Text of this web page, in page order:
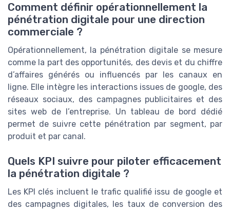
Comment définir opérationnellement la
pénétration digitale pour une direction
commerciale ?
Opérationnellement, la pénétration digitale se mesure
comme la part des opportunités, des devis et du chiffre
d’affaires générés ou influencés par les canaux en
ligne. Elle intègre les interactions issues de google, des
réseaux sociaux, des campagnes publicitaires et des
sites web de l’entreprise. Un tableau de bord dédié
permet de suivre cette pénétration par segment, par
produit et par canal.
Quels KPI suivre pour piloter efficacement
la pénétration digitale ?
Les KPI clés incluent le trafic qualifié issu de google et
des campagnes digitales, les taux de conversion des